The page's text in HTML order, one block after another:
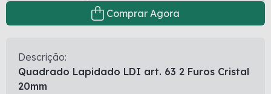
Comprar Agora
Descrição:
Quadrado Lapidado LDI art. 63 2 Furos Cristal
20mm